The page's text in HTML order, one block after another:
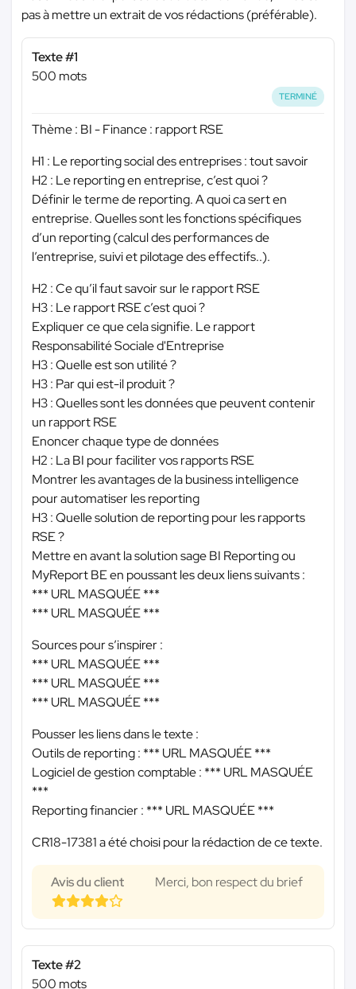
pas à mettre un extrait de vos rédactions (préférable).
Texte #1
500 mots
TERMINÉ
Thème : BI - Finance : rapport RSE
H1 : Le reporting social des entreprises : tout savoir
H2 : Le reporting en entreprise, c’est quoi ?
Définir le terme de reporting. A quoi ca sert en
entreprise. Quelles sont les fonctions spécifiques
d’un reporting (calcul des performances de
l’entreprise, suivi et pilotage des effectifs..).
H2 : Ce qu’il faut savoir sur le rapport RSE
H3 : Le rapport RSE c’est quoi ?
Expliquer ce que cela signifie. Le rapport
Responsabilité Sociale d'Entreprise
H3 : Quelle est son utilité ?
H3 : Par qui est-il produit ?
H3 : Quelles sont les données que peuvent contenir
un rapport RSE
Enoncer chaque type de données
H2 : La BI pour faciliter vos rapports RSE
Montrer les avantages de la business intelligence
pour automatiser les reporting
H3 : Quelle solution de reporting pour les rapports
RSE ?
Mettre en avant la solution sage BI Reporting ou
MyReport BE en poussant les deux liens suivants :
*** URL MASQUÉE ***
*** URL MASQUÉE ***
Sources pour s’inspirer :
*** URL MASQUÉE ***
*** URL MASQUÉE ***
*** URL MASQUÉE ***
Pousser les liens dans le texte :
Outils de reporting : *** URL MASQUÉE ***
Logiciel de gestion comptable : *** URL MASQUÉE
***
Reporting financier : *** URL MASQUÉE ***
CR18-17381 a été choisi pour la rédaction de ce texte.
Avis du client Merci, bon respect du brief
Texte #2
500 mots